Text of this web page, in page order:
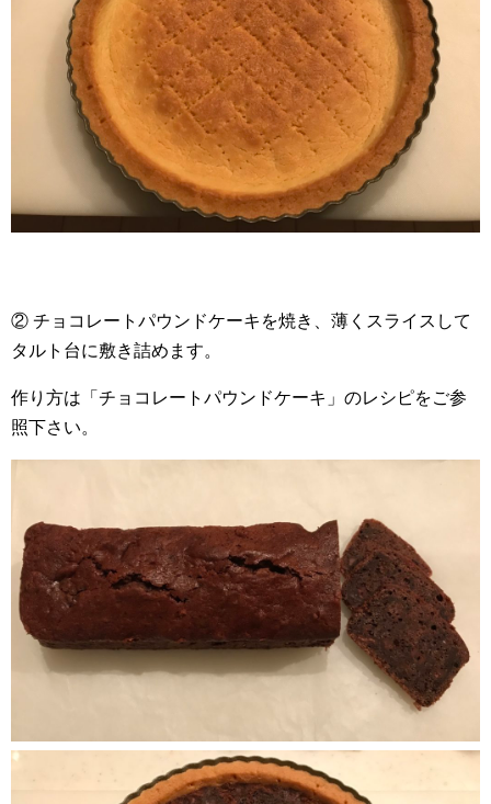
② チョコレートパウンドケーキを焼き、薄くスライスして
タルト台に敷き詰めます。
作り方は「チョコレートパウンドケーキ」のレシピをご参
照下さい。